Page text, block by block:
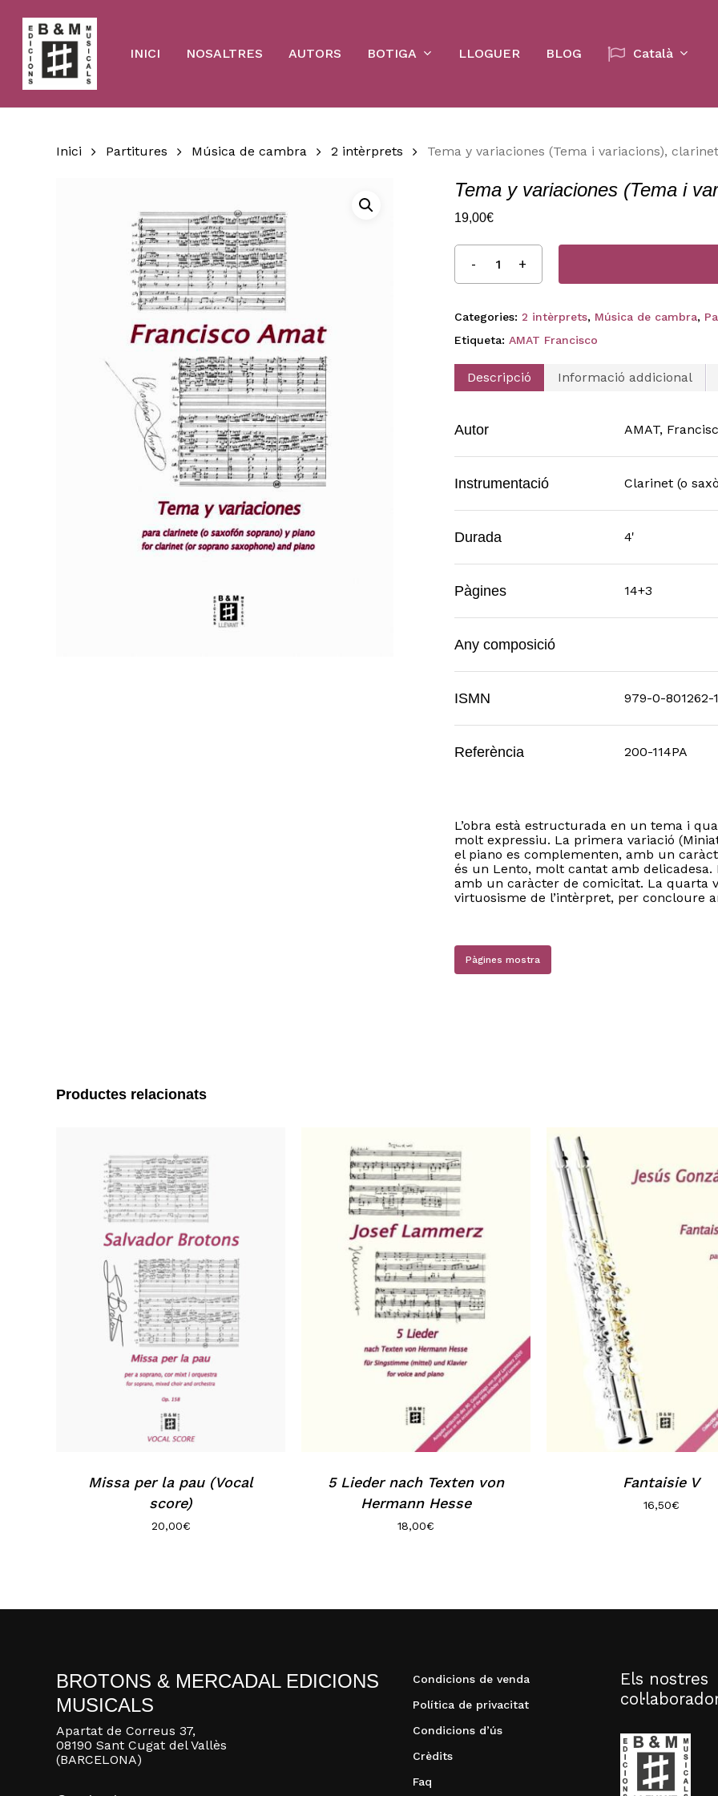
main
content
INICI NOSALTRES AUTORS BOTIGA LLOGUER BLOG Català
Inici Partitures Música de cambra 2 intèrprets Tema y variaciones (Tema i variacions),
Tema y variaciones (Tema i
19,00€
Categories: 2 intèrprets, Música de cambra,
Etiqueta: AMAT Francisco
Descripció Informació addicional
Autor AMAT,
Instrumentació Clarinet (o
Durada 4'
Pàgines 14+3
Any composició
ISMN 979-0-801262-
Referència 200-114PA
L’obra està estructurada en un tema i
molt expressiu. La primera variació
el piano es complementen, amb un
és un Lento, molt cantat amb
amb un caràcter de comicitat. La quarta
virtuosisme de l’intèrpret, per concloure
Pàgines mostra
Productes relacionats
Missa per la pau (Vocal
score)
20,00€
5 Lieder nach Texten von
Hermann Hesse
18,00€
Fantaisie V
16,50€
BROTONS & MERCADAL EDICIONS
MUSICALS
Apartat de Correus 37,
08190 Sant Cugat del Vallès
(BARCELONA)
Condicions de venda
Política de privacitat
Condicions d’ús
Crèdits
Faq
Els nostres